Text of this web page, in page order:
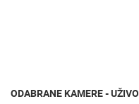
ODABRANE KAMERE - UŽIVO